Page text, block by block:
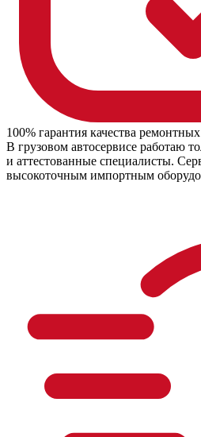
100% гарантия качества
В грузовом автосервисе работаю
и аттестованные специалисты.
высокоточным импортным